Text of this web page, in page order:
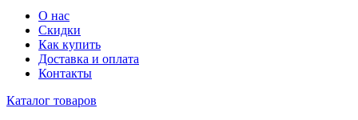
О нас
Скидки
Как купить
Доставка и оплата
Контакты
Каталог товаров